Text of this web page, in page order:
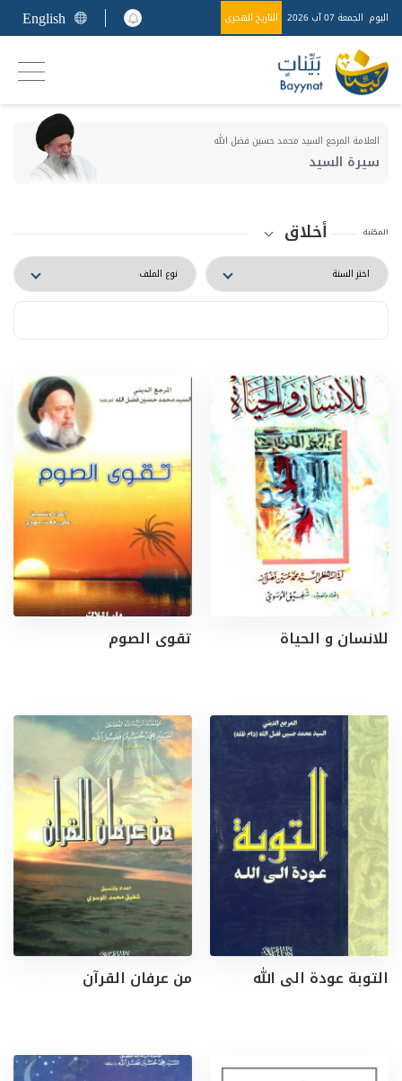
اليوم الجمعة 07 آب 2026 التاريخ الهجري English
العلامة المرجع السيد محمد حسين فضل الله
سيرة السيد
المكتبة أخلاق
للانسان و الحياة تقوى الصوم
التوبة عودة الى الله من عرفان القرآن